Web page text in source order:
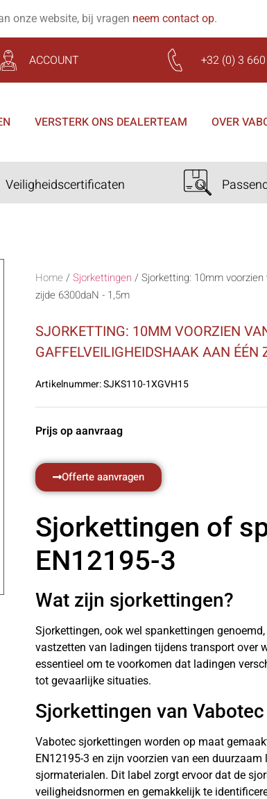
onze website, bij vragen neem contact op.
ACCOUNT +32 (0) 3
VERSTERK ONS DEALERTEAM OVER
Veiligheidscertificaten
Home /Sjorkettingen /Sjorketting: 10mm
zijde 6300daN - 1,5m
SJORKETTING: 10MM VOORZIEN
GAFFELVEILIGHEIDSHAAK AAN
Artikelnummer:SJKS110-1XGVH15
Prijs op aanvraag
Offerte aanvragen
Sjorkettingen of
EN12195-3
Wat zijn sjorkettingen?
Sjorkettingen, ook wel spankettingen
vastzetten van ladingen tijdens transport over
essentieel om te voorkomen dat ladingen
tot gevaarlijke situaties.
Sjorkettingen van Vabotec
Vabotec sjorkettingen worden op maat
EN12195-3 en zijn voorzien van een
sjormaterialen. Dit label zorgt ervoor dat de
veiligheidsnormen en gemakkelijk te